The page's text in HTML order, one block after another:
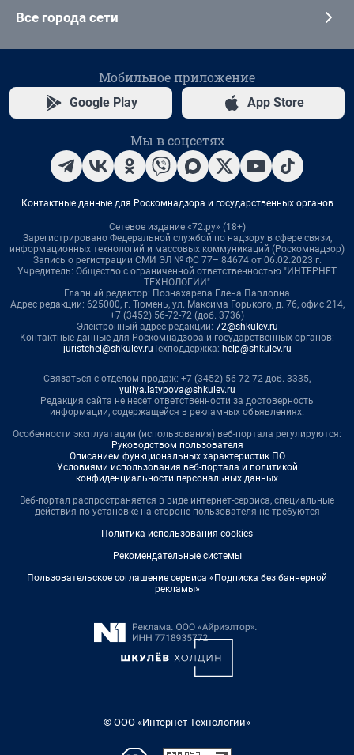
Все города сети
Мобильное приложение
Google Play App Store
Мы в соцсетях
Контактные данные для Роскомнадзора и государственных органов
Сетевое издание «72.ру» (18+)
Зарегистрировано Федеральной службой по надзору в сфере связи,
информационных технологий и массовых коммуникаций (Роскомнадзор)
Запись о регистрации СМИ ЭЛ № ФС 77– 84674 от 06.02.2023 г.
Учредитель: Общество с ограниченной ответственностью "ИНТЕРНЕТ
ТЕХНОЛОГИИ"
Главный редактор: Познахарева Елена Павловна
Адрес редакции: 625000, г. Тюмень, ул. Максима Горького, д. 76, офис 214,
+7 (3452) 56-72-72 (доб. 3736)
Электронный адрес редакции: 72@shkulev.ru
Контактные данные для Роскомнадзора и государственных органов:
juristchel@shkulev.ruТехподдержка: help@shkulev.ru
Связаться с отделом продаж: +7 (3452) 56-72-72 доб. 3335,
yuliya.latypova@shkulev.ru
Редакция сайта не несет ответственности за достоверность
информации, содержащейся в рекламных объявлениях.
Особенности эксплуатации (использования) веб-портала регулируются:
Руководством пользователя
Описанием функциональных характеристик ПО
Условиями использования веб-портала и политикой
конфиденциальности персональных данных
Веб-портал распространяется в виде интернет-сервиса, специальные
действия по установке на стороне пользователя не требуются
Политика использования cookies
Рекомендательные системы
Пользовательское соглашение сервиса «Подписка без баннерной
рекламы»
© ООО «Интернет Технологии»